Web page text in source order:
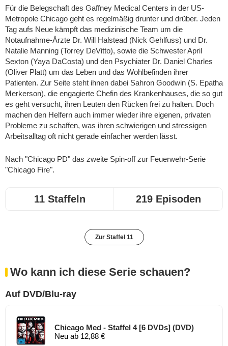
Für die Belegschaft des Gaffney Medical Centers in der US-
Metropole Chicago geht es regelmäßig drunter und drüber. Jeden
Tag aufs Neue kämpft das medizinische Team um die
Notaufnahme-Ärzte Dr. Will Halstead (Nick Gehlfuss) und Dr.
Natalie Manning (Torrey DeVitto), sowie die Schwester April
Sexton (Yaya DaCosta) und den Psychiater Dr. Daniel Charles
(Oliver Platt) um das Leben und das Wohlbefinden ihrer
Patienten. Zur Seite steht ihnen dabei Sahron Goodwin (S. Epatha
Merkerson), die engagierte Chefin des Krankenhauses, die so gut
es geht versucht, ihren Leuten den Rücken frei zu halten. Doch
machen den Helfern auch immer wieder ihre eigenen, privaten
Probleme zu schaffen, was ihren schwierigen und stressigen
Arbeitsalltag oft nicht gerade einfacher werden lässt.
Nach "Chicago PD" das zweite Spin-off zur Feuerwehr-Serie
"Chicago Fire".
11 Staffeln 219 Episoden
Zur Staffel 11
Wo kann ich diese Serie schauen?
Auf DVD/Blu-ray
Chicago Med - Staffel 4 [6 DVDs] (DVD)
Neu ab 12,88 €